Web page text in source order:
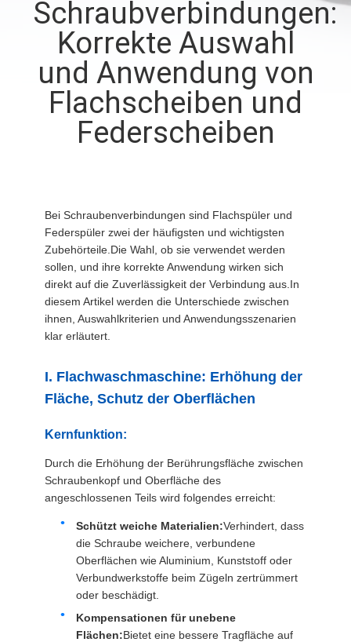
QUALITÄTSKONTROLLE
TRETEN
VERBINDUNG
NACHRICHTEN
FORDERN
SIE EIN
ZITAT
SITEMAP
DATENSCHUTZRICHTLINIE
Schraubverbindungen:
Korrekte Auswahl
und Anwendung von
Flachscheiben und
Federscheiben
Bei Schraubenverbindungen sind Flachspüler und
Federspüler zwei der häufigsten und wichtigsten
Zubehörteile.Die Wahl, ob sie verwendet werden
sollen, und ihre korrekte Anwendung wirken sich
direkt auf die Zuverlässigkeit der Verbindung aus.In
diesem Artikel werden die Unterschiede zwischen
ihnen, Auswahlkriterien und Anwendungsszenarien
klar erläutert.
I. Flachwaschmaschine: Erhöhung der
Fläche, Schutz der Oberflächen
Kernfunktion:
Durch die Erhöhung der Berührungsfläche zwischen
Schraubenkopf und Oberfläche des
angeschlossenen Teils wird folgendes erreicht:
Schützt weiche Materialien:Verhindert, dass
die Schraube weichere, verbundene
Oberflächen wie Aluminium, Kunststoff oder
Verbundwerkstoffe beim Zügeln zertrümmert
oder beschädigt.
Kompensationen für unebene
Flächen:Bietet eine bessere Tragfläche auf